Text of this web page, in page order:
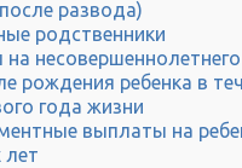
развода)
родственники
несовершеннолетнего
рождения ребенка в
года жизни
выплаты на
лет